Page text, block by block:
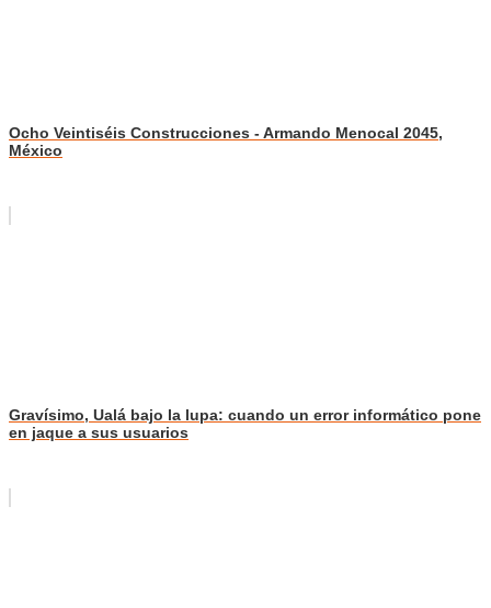
Ocho Veintiséis Construcciones - Armando Menocal 2045,
México
Gravísimo, Ualá bajo la lupa: cuando un error informático pone
en jaque a sus usuarios